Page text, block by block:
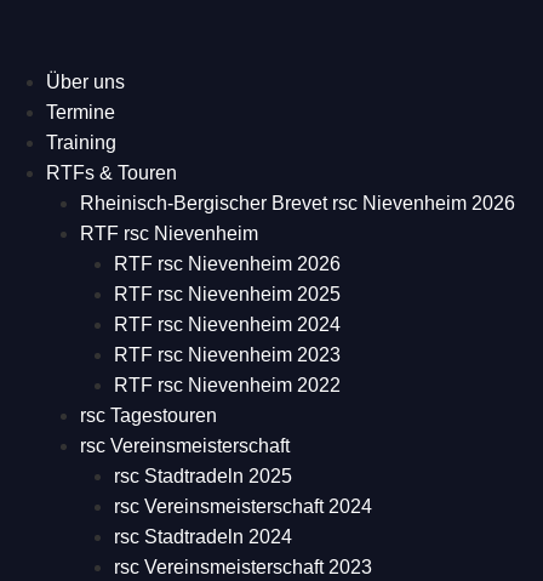
Über uns
Termine
Training
RTFs & Touren
Rheinisch-Bergischer Brevet rsc Nievenheim 2026
RTF rsc Nievenheim
RTF rsc Nievenheim 2026
RTF rsc Nievenheim 2025
RTF rsc Nievenheim 2024
RTF rsc Nievenheim 2023
RTF rsc Nievenheim 2022
rsc Tagestouren
rsc Vereinsmeisterschaft
rsc Stadtradeln 2025
rsc Vereinsmeisterschaft 2024
rsc Stadtradeln 2024
rsc Vereinsmeisterschaft 2023